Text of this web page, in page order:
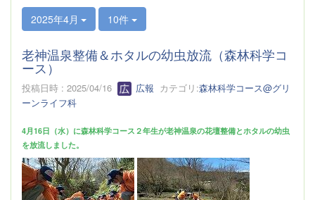
2025年4月 10件
老神温泉整備＆ホタルの幼虫放流（森林科学コ
ース）
投稿日時 : 2025/04/16 広報 カテゴリ:森林科学コース@グリ
ーンライフ科
4月16日（水）に森林科学コース２年生が老神温泉の花壇整備とホタルの幼虫
を放流しました。